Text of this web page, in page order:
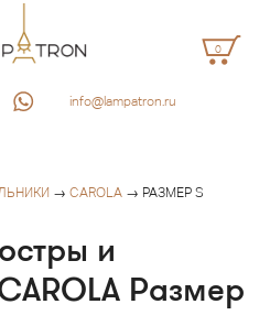
0
info@lampatron.ru
→ CAROLA → РАЗМЕР S
и
Размер